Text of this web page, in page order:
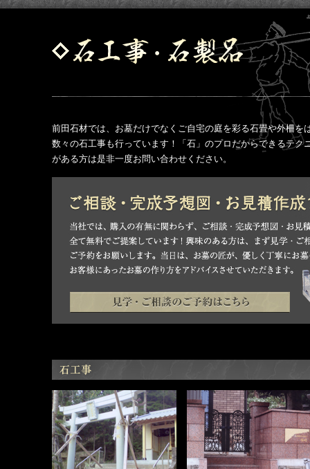
前田石材では、お墓だけでなくご自宅の庭を彩る石畳や外柵を
数々の石工事も行っています！「石」のプロだからできるテク
がある方は是非一度お問い合わせください。